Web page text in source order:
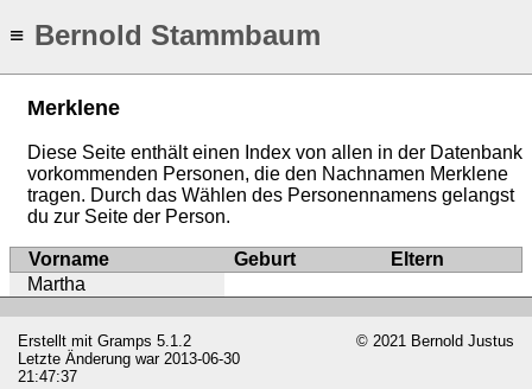
≡ Bernold Stammbaum
Merklene
Diese Seite enthält einen Index von allen in der Datenbank
vorkommenden Personen, die den Nachnamen Merklene
tragen. Durch das Wählen des Personennamens gelangst
du zur Seite der Person.
Vorname Geburt
Eltern
Martha
Erstellt mit Gramps 5.1.2
Letzte Änderung war 2013-06-30
21:47:37
© 2021 Bernold Justus